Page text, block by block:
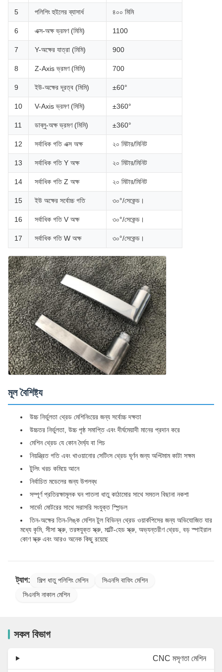
5 পলিশিং হুইলের ব্যাসার্ধ ৪০০ মিমি
6 এক্স-অক্ষ ভ্রমণ (মিমি) 1100
7 Y-অক্ষের যাত্রা (মিমি) 900
8 Z-Axis ভ্রমণ (মিমি) 700
9 ইউ-অক্ষের দূরত্ব (মিমি) ±60°
10 V-Axis ভ্রমণ (মিমি) ±360°
11 ডাব্লু-অক্ষ ভ্রমণ (মিমি) ±360°
12 সর্বাধিক গতি এক্স অক্ষ ২০ মিটার/মিনিট
13 সর্বাধিক গতি Y অক্ষ ২০ মিটার/মিনিট
14 সর্বাধিক গতি Z অক্ষ ২০ মিটার/মিনিট
15 ইউ অক্ষের সর্বোচ্চ গতি ৩০°/সেকেন্ড।
16 সর্বাধিক গতি V অক্ষ ৩০°/সেকেন্ড।
17 সর্বাধিক গতি W অক্ষ ৩০°/সেকেন্ড।
মূল বৈশিষ্ট্য
উচ্চ নির্ভুলতা থ্রেড মেশিনিংয়ের জন্য সর্বোচ্চ দক্ষতা
উচ্চতর নির্ভুলতা, উচ্চ পৃষ্ঠ সমাপ্তি এবং দীর্ঘমেয়াদী মানের প্রদান করে
মেশিন থ্রেড যে কোন দৈর্ঘ্য বা পিচ
নিয়ন্ত্রিত গতি এবং খাওয়ানোর সেটিংস থ্রেড ঘূর্ণন জন্য অপ্টিমাম কাটা সক্ষম
টুলিং খরচ কমিয়ে আনে
নির্বাচিত মডেলের জন্য উপলব্ধ
সম্পূর্ণ প্রতিরক্ষামূলক ঘন পাতলা ধাতু কাঠামোর সাথে সমতল বিছানা নকশা
সার্ভো মোটরের সাথে সরাসরি সংযুক্ত স্পিন্ডল
তিন-অক্ষের তিন-লিঙ্ক মেশিন টুল বিভিন্ন থ্রেড ওয়ার্কপিসের জন্য অভিযোজিত যার
মধ্যে কৃমি, সীসা স্ক্রু, তরঙ্গযুক্ত স্ক্রু, মাল্টি-হেড স্ক্রু, অভ্যন্তরীণ থ্রেড, বড় স্পাইরাল
কোণ স্ক্রু এবং আরও অনেক কিছু রয়েছে
ট্যাগ: শিল্প ধাতু পলিশিং মেশিন
সিএনসি বাফিং মেশিন
সিএনসি নাকাল মেশিন
সকল বিভাগ
CNC মসৃণতা মেশিন